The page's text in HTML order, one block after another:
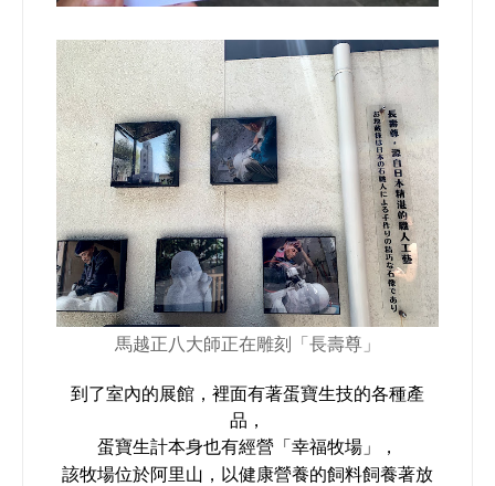
馬越正八大師正在雕刻「長壽尊」
到了室內的展館，裡面有著蛋寶生技的各種產
品，
蛋寶生計本身也有經營 「幸福牧場 」，
該牧場位於阿里山，以健康營養的飼料飼養著放